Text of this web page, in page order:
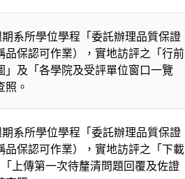
系所學位學程「委託辦理品質保證
品保認可作業），實地訪評之「行前
」及「各學院及受評單位窗口一覽
。
系所學位學程「委託辦理品質保證
品保認可作業），實地訪評之「下載
上傳第一次待釐清問題回覆及佐證